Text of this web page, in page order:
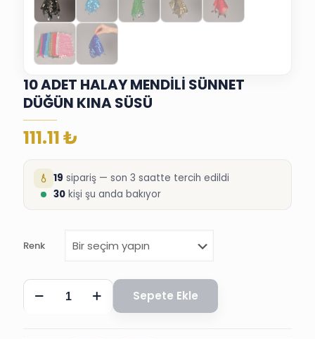
10 ADET HALAY MENDİLİ SÜNNET
DÜĞÜN KINA SÜSÜ
111.11₺
19 sipariş — son 3 saatte tercih edildi
30 kişi şu anda bakıyor
Renk
10
ADET
Sepete Ekle